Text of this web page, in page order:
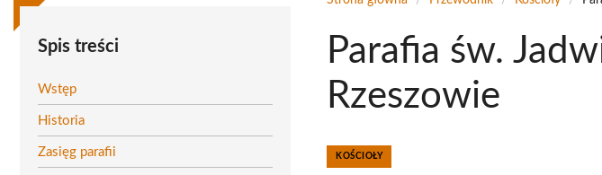
Spis treści
Wstęp
Historia
Zasięg parafii
Parafia św.
Rzeszowie
KOŚCIOŁY